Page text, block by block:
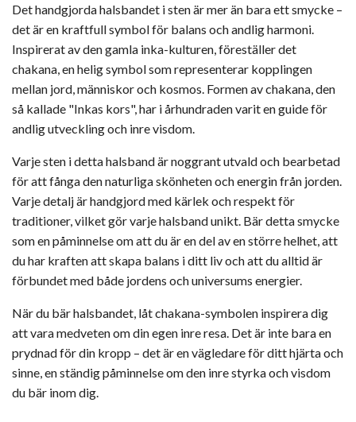
Det handgjorda halsbandet i sten är mer än bara ett smycke –
det är en kraftfull symbol för balans och andlig harmoni.
Inspirerat av den gamla inka-kulturen, föreställer det
chakana, en helig symbol som representerar kopplingen
mellan jord, människor och kosmos. Formen av chakana, den
så kallade "Inkas kors", har i århundraden varit en guide för
andlig utveckling och inre visdom.
Varje sten i detta halsband är noggrant utvald och bearbetad
för att fånga den naturliga skönheten och energin från jorden.
Varje detalj är handgjord med kärlek och respekt för
traditioner, vilket gör varje halsband unikt. Bär detta smycke
som en påminnelse om att du är en del av en större helhet, att
du har kraften att skapa balans i ditt liv och att du alltid är
förbundet med både jordens och universums energier.
När du bär halsbandet, låt chakana-symbolen inspirera dig
att vara medveten om din egen inre resa. Det är inte bara en
prydnad för din kropp – det är en vägledare för ditt hjärta och
sinne, en ständig påminnelse om den inre styrka och visdom
du bär inom dig.